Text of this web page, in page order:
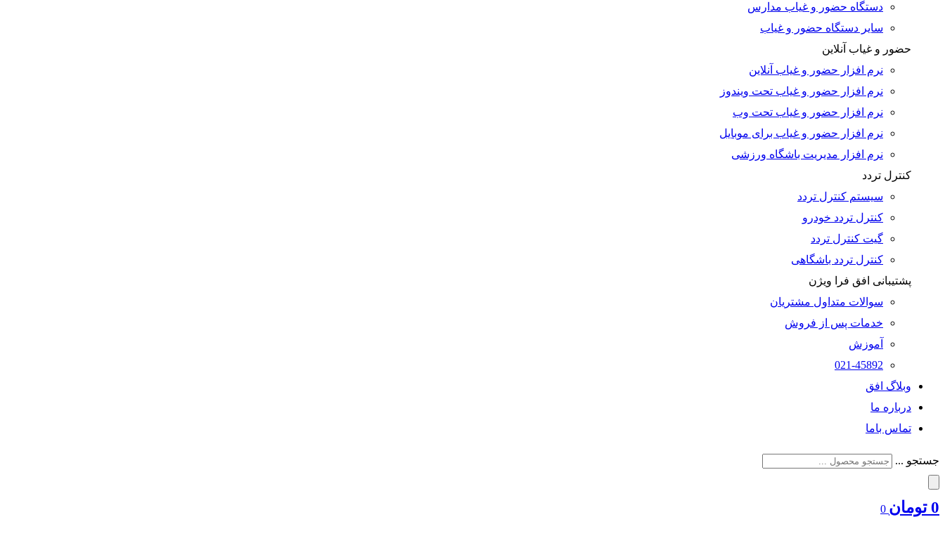
دستگاه حضور و غیاب مدارس
سایر دستگاه حضور و غیاب
حضور و غیاب آنلاین
نرم افزار حضور و غیاب آنلاین
نرم افزار حضور و غیاب تحت ویندوز
نرم افزار حضور و غیاب تحت وب
نرم افزار حضور و غیاب برای موبایل
نرم افزار مدیریت باشگاه ورزشی
کنترل تردد
سیستم کنترل تردد
کنترل تردد خودرو
گیت کنترل تردد
کنترل تردد باشگاهی
پشتیبانی افق فرا ویژن
سوالات متداول مشتریان
خدمات پس از فروش
آموزش
021-45892
وبلاگ افق
درباره ما
تماس باما
جستجو ...
0 تومان 0